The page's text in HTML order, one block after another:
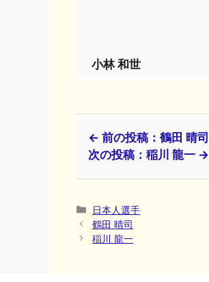
小林 和世
← 前の投稿：鶴田 晴司
次の投稿：稲川 龍一 →
カ
テ
ゴ
日本人選手
鶴田 晴司
稲川 龍一